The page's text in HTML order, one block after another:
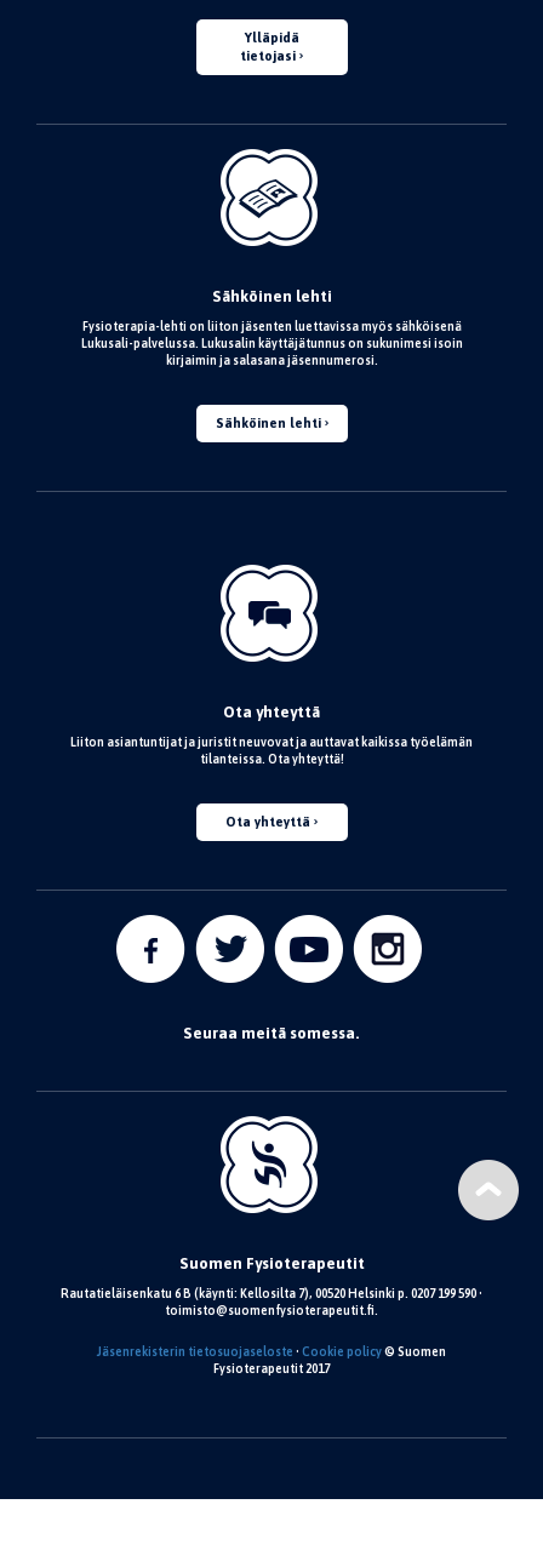
Ylläpidä
tietojasi
Sähköinen lehti
Fysioterapia-lehti on liiton jäsenten luettavissa myös sähköisenä
Lukusali-palvelussa. Lukusalin käyttäjätunnus on sukunimesi isoin
kirjaimin ja salasana jäsennumerosi.
Sähköinen lehti
Ota yhteyttä
Liiton asiantuntijat ja juristit neuvovat ja auttavat kaikissa työelämän
tilanteissa. Ota yhteyttä!
Ota yhteyttä
Seuraa meitä somessa.
Suomen Fysioterapeutit
Rautatieläisenkatu 6 B (käynti: Kellosilta 7), 00520 Helsinki p. 0207 199 590 •
toimisto@suomenfysioterapeutit.fi.
Jäsenrekisterin tietosuojaseloste • Cookie policy© Suomen
Fysioterapeutit 2017